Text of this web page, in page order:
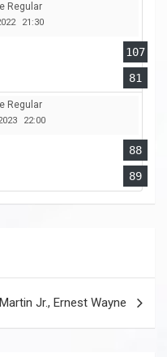
Regular
21:30
107
81
Regular
22:00
88
89
Martin Jr., Ernest Wayne